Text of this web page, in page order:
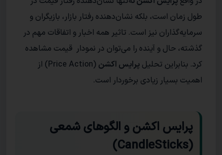
طول زمان است، بلکه نشان‌دهنده‌ رفتار بازار، بازیگران و
سرمایه‌گذاران نیز است. تاثیر‌ همه‌ اخبار و اتفاقات مهم در
گذشته، حال و آینده را می‌توان در نمودار قیمت‌ مشاهده
کرد. بنابراین تحلیل پرایس اکشن
(Price Action) از
اهمیت بسیار زیادی برخوردار است.
پرایس اکشن و الگوهای شمعی
(CandleSticks)